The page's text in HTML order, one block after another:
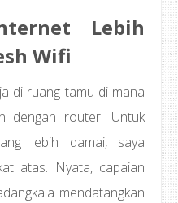
Lebih
Wifi
di ruang tamu di mana
dengan router. Untuk
lebih damai, saya
atas. Nyata, capaian
mendatangkan